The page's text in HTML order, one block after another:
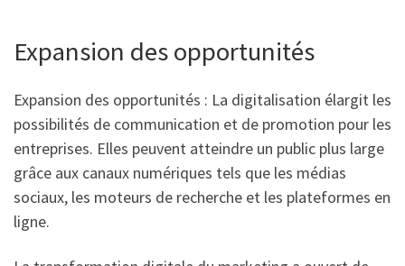
Expansion des opportunités
Expansion des opportunités : La digitalisation élargit les
possibilités de communication et de promotion pour les
entreprises. Elles peuvent atteindre un public plus large
grâce aux canaux numériques tels que les médias
sociaux, les moteurs de recherche et les plateformes en
ligne.